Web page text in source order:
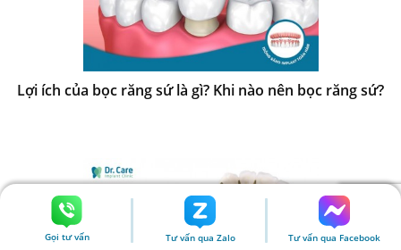
Lợi ích của bọc răng sứ là gì? Khi nào nên bọc răng sứ?
Gọi tư vấn Tư vấn qua Zalo Tư vấn qua Facebook